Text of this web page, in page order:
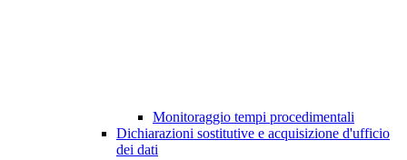
Monitoraggio tempi procedimentali
Dichiarazioni sostitutive e acquisizione d'ufficio
dei dati